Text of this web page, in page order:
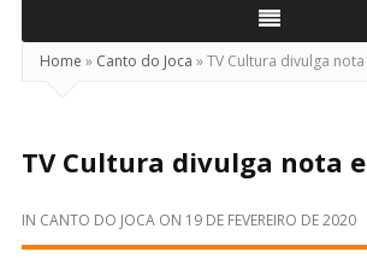
Home » Canto do Joca »TV Cultura divulga
TV Cultura divulga nota
IN CANTO DO JOCA ON 19 DE FEVEREIRO DE 2020